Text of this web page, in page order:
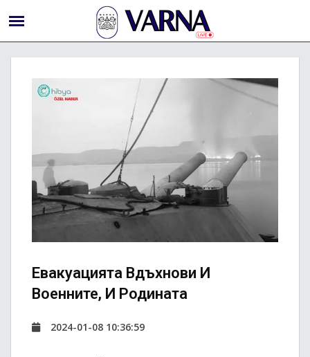
Евакуацията Вдъхнови И
Военните, И Родината
2024-01-08 10:36:59